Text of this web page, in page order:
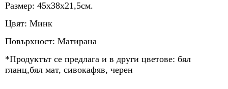
Размер: 45х38х21,5см.
Цвят: Минк
Повърхност: Матирана
*Продуктът се предлага и в други цветове: бял
гланц,бял мат, сивокафяв, черен